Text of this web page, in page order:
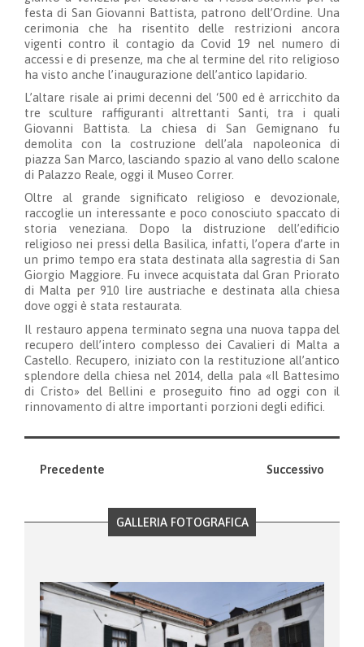
festa di San Giovanni Battista, patrono dell’Ordine. Una
cerimonia che ha risentito delle restrizioni ancora
vigenti contro il contagio da Covid 19 nel numero di
accessi e di presenze, ma che al termine del rito religioso
ha visto anche l’inaugurazione dell’antico lapidario.
L’altare risale ai primi decenni del ‘500 ed è arricchito da
tre sculture raffiguranti altrettanti Santi, tra i quali
Giovanni Battista. La chiesa di San Gemignano fu
demolita con la costruzione dell’ala napoleonica di
piazza San Marco, lasciando spazio al vano dello scalone
di Palazzo Reale, oggi il Museo Correr.
Oltre al grande significato religioso e devozionale,
raccoglie un interessante e poco conosciuto spaccato di
storia veneziana. Dopo la distruzione dell’edificio
religioso nei pressi della Basilica, infatti, l’opera d’arte in
un primo tempo era stata destinata alla sagrestia di San
Giorgio Maggiore. Fu invece acquistata dal Gran Priorato
di Malta per 910 lire austriache e destinata alla chiesa
dove oggi è stata restaurata.
Il restauro appena terminato segna una nuova tappa del
recupero dell’intero complesso dei Cavalieri di Malta a
Castello. Recupero, iniziato con la restituzione all’antico
splendore della chiesa nel 2014, della pala «Il Battesimo
di Cristo» del Bellini e proseguito fino ad oggi con il
rinnovamento di altre importanti porzioni degli edifici.
Precedente Successivo
GALLERIA FOTOGRAFICA